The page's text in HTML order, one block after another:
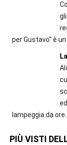
per Gustavo" è
lampeggia da
PIÙ VISTI